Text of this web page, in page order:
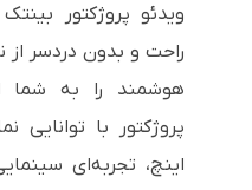
راحت و بدون دردسر
هوشمند را به شما
اینچ، تجربه‌ای